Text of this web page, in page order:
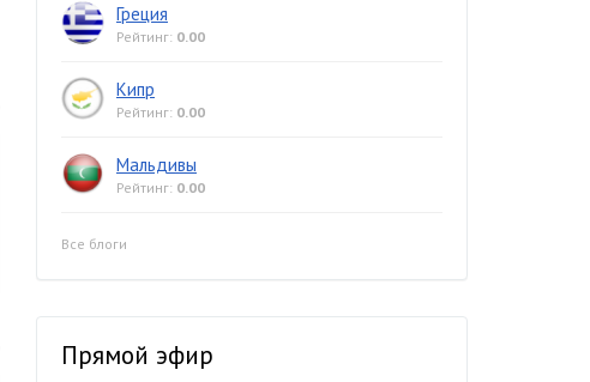
Греция
Рейтинг: 0.00
Кипр
Рейтинг: 0.00
Мальдивы
Рейтинг: 0.00
Все блоги
Прямой эфир